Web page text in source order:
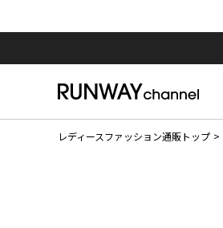
レディースファッション通販トップ